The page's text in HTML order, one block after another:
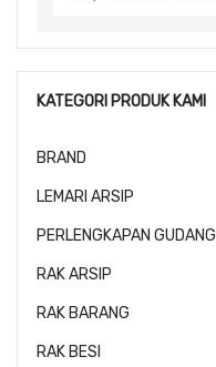
KATEGORI PRODUK KAMI
BRAND
LEMARI ARSIP
PERLENGKAPAN GUDANG
RAK ARSIP
RAK BARANG
RAK BESI